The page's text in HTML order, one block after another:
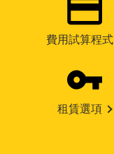
費用試算程式
租賃選項